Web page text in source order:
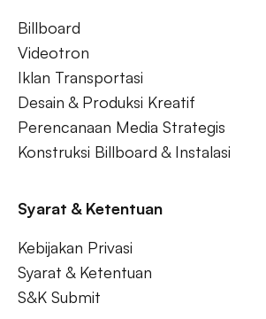
Billboard
Videotron
Iklan Transportasi
Desain & Produksi Kreatif
Perencanaan Media Strategis
Konstruksi Billboard & Instalasi
Syarat & Ketentuan
Kebijakan Privasi
Syarat & Ketentuan
S&K Submit